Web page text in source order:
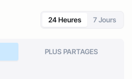
24 Heures 7 Jours
PLUS PARTAGES